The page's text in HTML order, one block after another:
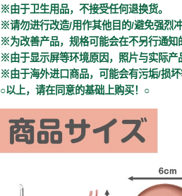
※由于卫生用品，不接受任何退换货。
※请勿进行改造/用作其他目的/避免强烈冲
※为改善产品，规格可能会在不另行通知
※由于显示屏等环境原因，照片与实际产
※由于海外进口商品，可能会有污垢/损坏
○以上，请在同意的基础上购买！○